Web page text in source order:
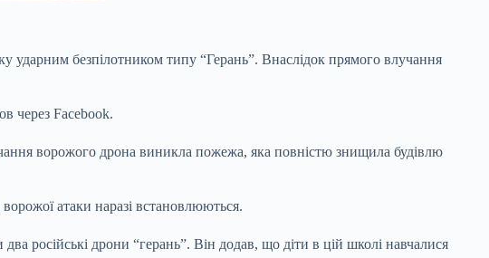
ударним безпілотником типу “Герань”. Внаслідок прямого влучання
через Facebook.
ворожого дрона виникла пожежа, яка повністю знищила будівлю
атаки наразі встановлюються.
російські дрони “герань”. Він додав, що діти в цій школі навчалися